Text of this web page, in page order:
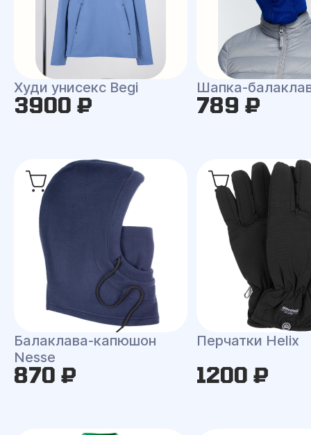
Худи унисекс Begi
3900 ₽
Шапка-
789 ₽
Балаклава-капюшон
Nesse
870 ₽
Перчатки Helix
1200 ₽